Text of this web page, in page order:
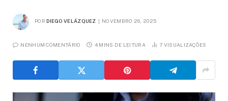
POR DIEGO VELÁZQUEZ NOVEMBRO 26, 2025
NENHUM COMENTÁRIO 4 MINS DE LEITURA 7 VISUALIZAÇÕES